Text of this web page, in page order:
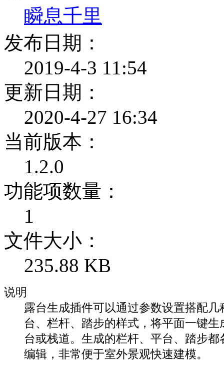
瞬息千里
发布日期：
2019-4-3 11:54
更新日期：
2020-4-27 16:34
当前版本：
1.2.0
功能项数量：
1
文件大小：
235.88 KB
说明
露台生成插件可以通过参数设置搭配几
台、栏杆、踏步的样式，将平面一键生
台或栈道。生成的栏杆、平台、踏步都
编辑，非常便于室外景观快速建模。